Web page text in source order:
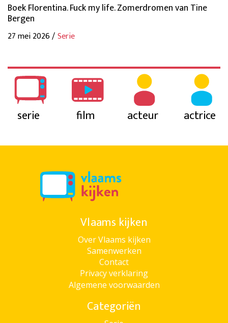
Boek Florentina. Fuck my life. Zomerdromen van Tine
Bergen
27 mei 2026 /Serie
serie film acteur actrice
Vlaams kijken
Over Vlaams kijken
Samenwerken
Contact
Privacy verklaring
Algemene voorwaarden
Categoriën